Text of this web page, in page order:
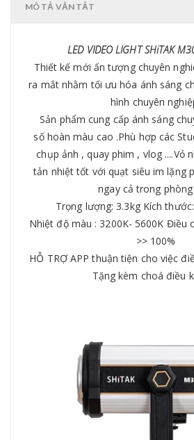
MÔ TẢ VẮN TẮT
LED VIDEO LIGHT SHiTAK
Thiết kế mới ấn tượng chuyên
ra mắt nhằm tối ưu hóa ánh sáng
hình chuyên
Sản phẩm cung cấp ánh sáng
số hoàn màu cao .Phù hợp các
chụp ảnh , quay phim , vlog ....Vỏ
tản nhiệt tốt với quạt siêu im lặng
ngay cả trong
Trọng lượng: 3.3kg Kích
Nhiệt độ màu : 3200K- 5600K Điều
>> 100%
HỖ TRỢ APP thuận tiện cho việc
Tặng kèm choá điều